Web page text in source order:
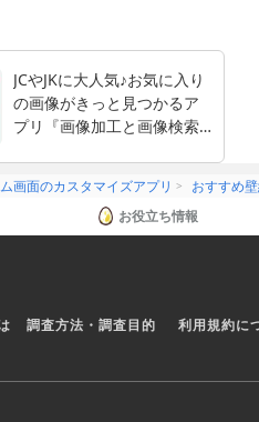
JCやJKに大人気♪お気に入り
の画像がきっと見つかるア
プリ『画像加工と画像検索 -
画面のカスタマイズアプリ おすすめ
お役立ち情報
調査方法・調査目的 利用規約に